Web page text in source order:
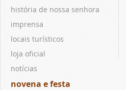
história de nossa senhora
imprensa
locais turísticos
loja oficial
notícias
novena e festa